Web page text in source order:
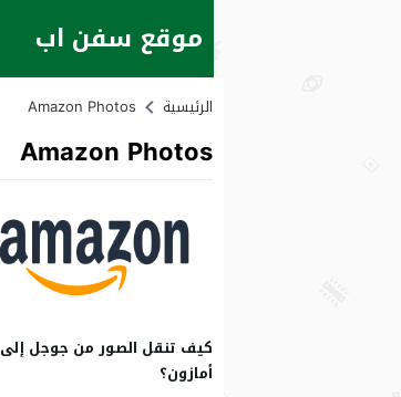
موقع سفن اب
الرئيسية Amazon Photos
Amazon Photos
كيف تنقل الصور من جوجل إلى
أمازون؟